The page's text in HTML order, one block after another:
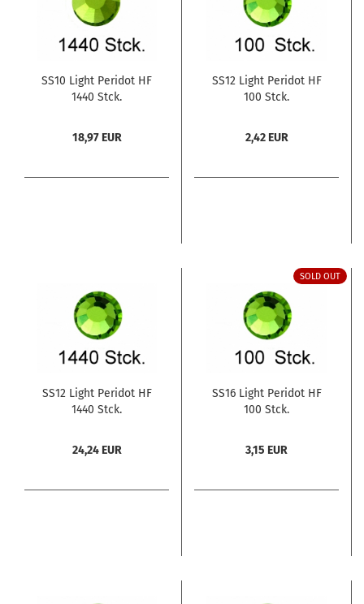
SS10 Light Peridot HF
1440 Stck.
18,97 EUR
SS12 Light Peridot HF
100 Stck.
2,42 EUR
SS12 Light Peridot HF
1440 Stck.
24,24 EUR
SOLD OUT
SS16 Light Peridot HF
100 Stck.
3,15 EUR